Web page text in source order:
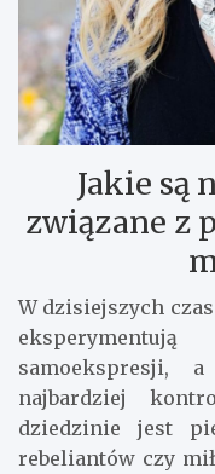
Jakie są
związane z
W dzisiejszych
samoekspresji,
najbardziej
dziedzinie jest
rebeliantów czy